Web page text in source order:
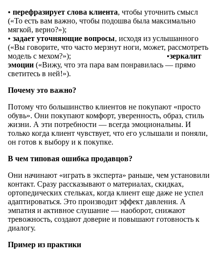
• перефразирует слова клиента, чтобы уточнить смысл
(«То есть вам важно, чтобы подошва была максимально
мягкой, верно?»);
• задает уточняющие вопросы, исходя из услышанного
(«Вы говорите, что часто мерзнут ноги, может, рассмотреть
модель с мехом?»); •зеркалит
эмоции («Вижу, что эта пара вам понравилась — прямо
светитесь в ней!»).
Почему это важно?
Потому что большинство клиентов не покупают «просто
обувь». Они покупают комфорт, уверенность, образ, стиль
жизни. А эти потребности — всегда эмоциональны. И
только когда клиент чувствует, что его услышали и поняли,
он готов к выбору и к покупке.
В чем типовая ошибка продавцов?
Они начинают «играть в эксперта» раньше, чем установили
контакт. Сразу рассказывают о материалах, скидках,
ортопедических стельках, когда клиент еще даже не успел
адаптироваться. Это производит эффект давления. А
эмпатия и активное слушание — наоборот, снижают
тревожность, создают доверие и повышают готовность к
диалогу.
Пример из практики